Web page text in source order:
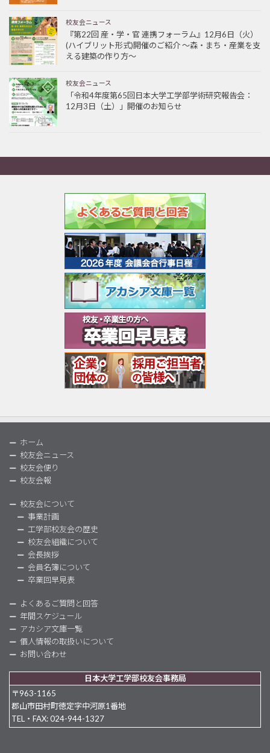
校友会ニュース
『第22回 産・学・官 連携フォーラム』12月6日（火）
(ハイブリット形式)開催のご紹介 ～森・まち・産業を支
える建築の作り方～
校友会ニュース
「令和4年度第65回日本大学工学部学術研究報告会：
12月3日（土）」開催のお知らせ
ホーム
校友会ニュース
校友会便り
校友会報
校友会について
事業計画
工学部校友会の歴史
校友会組織について
会長挨拶
会員名簿について
卒業回早見表
よくあるご質問と回答
年間スケジュール
アカシア文庫一覧
個人情報の取扱いについて
お問い合わせ
日本大学工学部校友会事務局
〒963-1165
郡山市田村町徳定字中河原1番地
TEL・FAX: 024-944-1327